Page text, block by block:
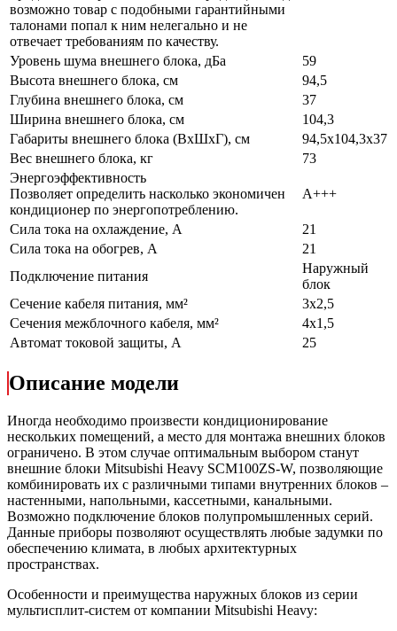
возможно товар с подобными гарантийными
талонами попал к ним нелегально и не
отвечает требованиям по качеству.
Уровень шума внешнего блока, дБа
59
Высота внешнего блока, см
94,5
Глубина внешнего блока, см
37
Ширина внешнего блока, см
104,3
Габариты внешнего блока (ВхШхГ), см
94,5x104,3x37
Вес внешнего блока, кг
73
Энергоэффективность
Позволяет определить насколько экономичен
кондиционер по энергопотреблению.
A+++
Сила тока на охлаждение, А
21
Сила тока на обогрев, А
21
Подключение питания
Наружный
блок
Сечение кабеля питания, мм²
3х2,5
Сечения межблочного кабеля, мм²
4х1,5
Автомат токовой защиты, А
25
Описание модели
Иногда необходимо произвести кондиционирование
нескольких помещений, а место для монтажа внешних блоков
ограничено. В этом случае оптимальным выбором станут
внешние блоки Mitsubishi Heavy SCM100ZS-W, позволяющие
комбинировать их с различными типами внутренних блоков –
настенными, напольными, кассетными, канальными.
Возможно подключение блоков полупромышленных серий.
Данные приборы позволяют осуществлять любые задумки по
обеспечению климата, в любых архитектурных
пространствах.
Особенности и преимущества наружных блоков из серии
мультисплит-систем от компании Mitsubishi Heavy: